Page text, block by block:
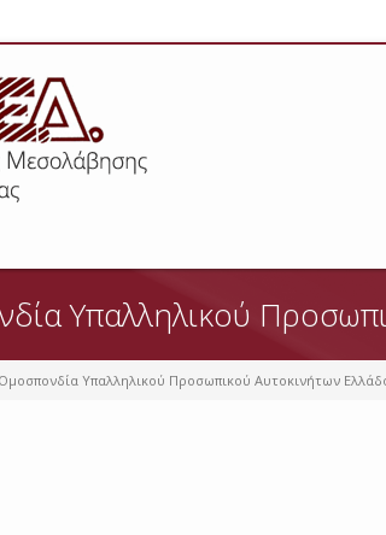
Υπαλληλικού
Υπαλληλικού Προσωπικού Αυτοκινήτων